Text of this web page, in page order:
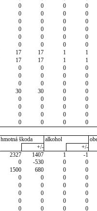
0 0 0 0
0 0 0 0
0 0 0 0
0 0 0 0
0 0 0 0
0 0 0 0
17 17 1 1
17 17 1 1
0 0 0 0
0 0 0 0
0 0 0 0
30 30 0 0
0 0 0 0
0 0 0 0
0 0 0 0
0 0 0 0
hmotná škoda alkohol
+/- +/-
2327 1407 1 -1
0 -530 0 0
1500 680 0 0
0 0 0 0
0 0 0 0
0 0 0 0
0 0 0 0
0 0 0 0